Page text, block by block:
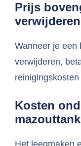
Prijs
verwijderen
Wanneer je een
verwijderen,
Kosten